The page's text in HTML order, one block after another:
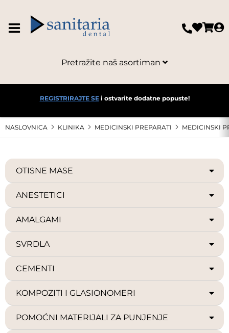
Pretražite naš asortiman
REGISTRIRAJTE SEi ostvarite dodatne popuste!
NASLOVNICA KLINIKA MEDICINSKI PREPARATI MEDICINSKI
OTISNE MASE
ANESTETICI
AMALGAMI
SVRDLA
CEMENTI
KOMPOZITI I GLASIONOMERI
POMOĆNI MATERIJALI ZA PUNJENJE